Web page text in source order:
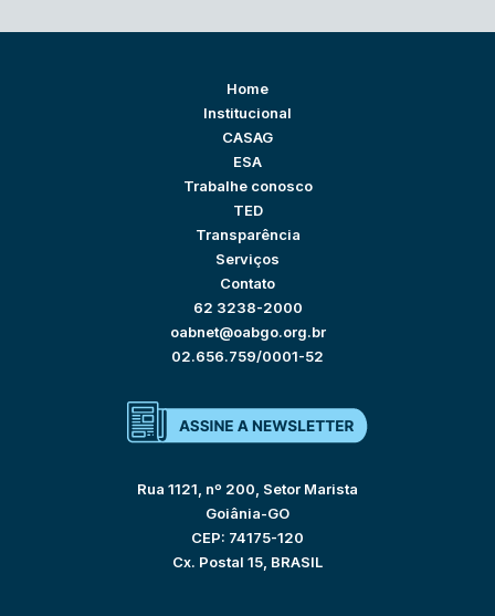
Home
Institucional
CASAG
ESA
Trabalhe conosco
TED
Transparência
Serviços
Contato
62 3238-2000
oabnet@oabgo.org.br
02.656.759/0001-52
Rua 1121, nº 200, Setor Marista
Goiânia-GO
CEP: 74175-120
Cx. Postal 15, BRASIL